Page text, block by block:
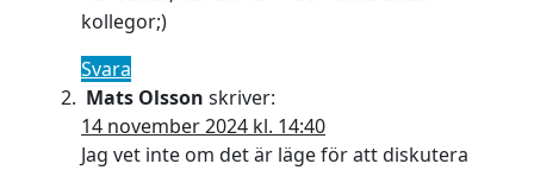
kollegor;)
Svara
Mats Olsson skriver:
14 november 2024 kl. 14:40
Jag vet inte om det är läge för att diskutera